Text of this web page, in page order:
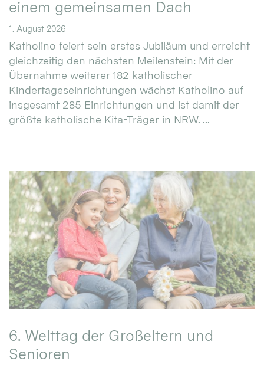
einem gemeinsamen Dach
1. August 2026
Katholino feiert sein erstes Jubiläum und erreicht
gleichzeitig den nächsten Meilenstein: Mit der
Übernahme weiterer 182 katholischer
Kindertageseinrichtungen wächst Katholino auf
insgesamt 285 Einrichtungen und ist damit der
größte katholische Kita-Träger in NRW. ...
6. Welttag der Großeltern und
Senioren